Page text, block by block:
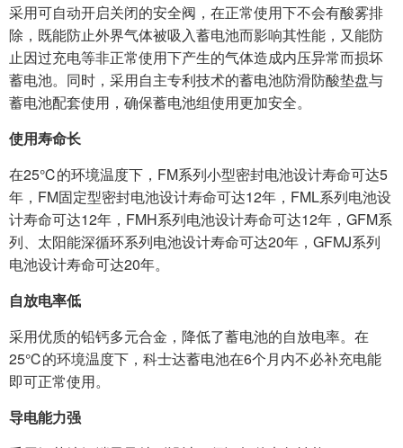
采用可自动开启关闭的安全阀，在正常使用下不会有酸雾排
除，既能防止外界气体被吸入蓄电池而影响其性能，又能防
止因过充电等非正常使用下产生的气体造成内压异常而损坏
蓄电池。同时，采用自主专利技术的蓄电池防滑防酸垫盘与
蓄电池配套使用，确保蓄电池组使用更加安全。
使用寿命长
在25℃的环境温度下，FM系列小型密封电池设计寿命可达5
年，FM固定型密封电池设计寿命可达12年，FML系列电池设
计寿命可达12年，FMH系列电池设计寿命可达12年，GFM系
列、太阳能深循环系列电池设计寿命可达20年，GFMJ系列
电池设计寿命可达20年。
自放电率低
采用优质的铅钙多元合金，降低了蓄电池的自放电率。在
25℃的环境温度下，科士达蓄电池在6个月内不必补充电能
即可正常使用。
导电能力强